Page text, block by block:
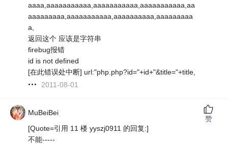
aaaa,aaaaaaaaaaa,aaaaaaaaaaa,aaaaaaaaaaa,aa
aaaaaaaaa,aaaaaaaaaaa,aaaaaaaaaa,aaaaaaaaa
a,
返回这个 应该是字符串
firebug报错
id is not defined
[在此错误处中断] url:"php.php?id="+id+"&title="+title,
2011-08-01
MuBeiBei
[Quote=引用 11 楼 yyszj0911 的回复:]
不能-----
赞